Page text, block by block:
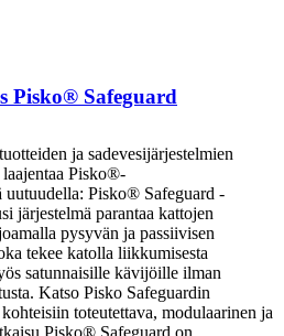
Pisko® Safeguard
ja sadevesijärjestelmien
Pisko®-
uutuudella: Pisko® Safeguard -
järjestelmä parantaa kattojen
pysyvän ja passiivisen
tekee katolla liikkumisesta
satunnaisille kävijöille ilman
Katso Pisko Safeguardin
toteutettava, modulaarinen ja
Pisko® Safeguard on